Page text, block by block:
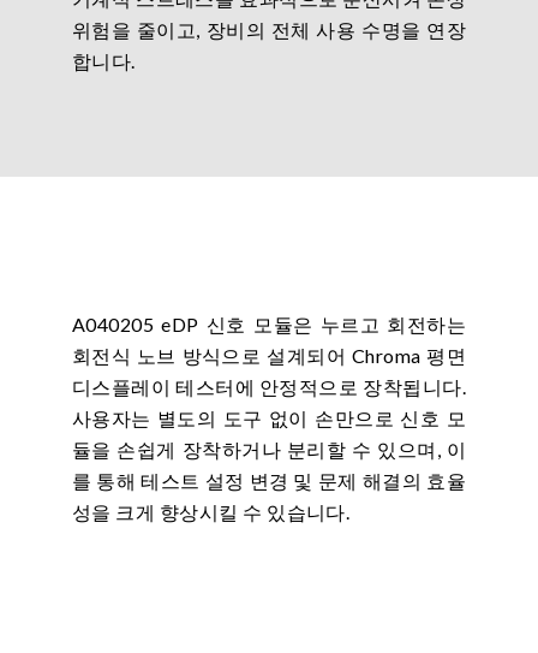
위험을 줄이고, 장비의 전체 사용 수명을 연장
합니다.
A040205 eDP 신호 모듈은 누르고 회전하는
회전식 노브 방식으로 설계되어 Chroma 평면
디스플레이 테스터에 안정적으로 장착됩니다.
사용자는 별도의 도구 없이 손만으로 신호 모
듈을 손쉽게 장착하거나 분리할 수 있으며, 이
를 통해 테스트 설정 변경 및 문제 해결의 효율
성을 크게 향상시킬 수 있습니다.